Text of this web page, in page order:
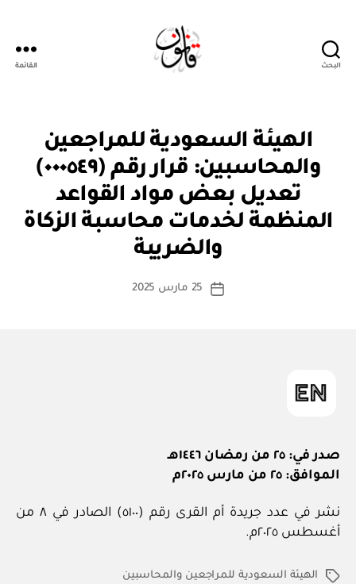
البحث القائمة
التصنيفات
الهيئة السعودية للمراجعين
والمحاسبين: قرار رقم (٠٠٠٥٤٩)
تعديل بعض مواد القواعد
المنظمة لخدمات محاسبة الزكاة
والضريبة
كاتب
بو
ا
س
ة
تاريخ
25 مارس 2025
صدر في: ٢٥ من رمضان ١٤٤٦هـ
الموافق: ٢٥ من مارس ٢٠٢٥م
نشر في عدد جريدة أم القرى رقم (٥١٠٠) الصادر في ٨ من
أغسطس ٢٠٢٥م.
الوسومالهيئة السعودية للمراجعين والمحاسبين